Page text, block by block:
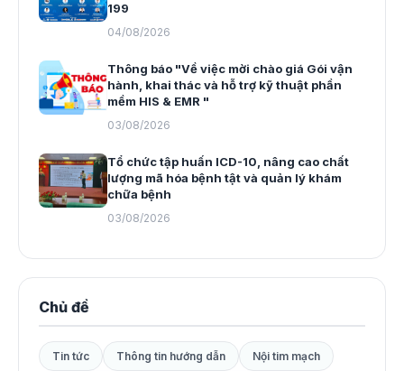
199
04/08/2026
Thông báo "Về việc mời chào giá Gói vận
hành, khai thác và hỗ trợ kỹ thuật phần
mềm HIS & EMR "
03/08/2026
Tổ chức tập huấn ICD-10, nâng cao chất
lượng mã hóa bệnh tật và quản lý khám
chữa bệnh
03/08/2026
Chủ đề
Tin tức Thông tin hướng dẫn Nội tim mạch